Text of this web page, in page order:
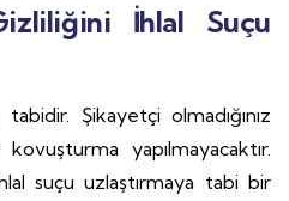
İhlal Suçu
Şikayetçi olmadığınız
yapılmayacaktır.
suçu uzlaştırmaya tabi bir